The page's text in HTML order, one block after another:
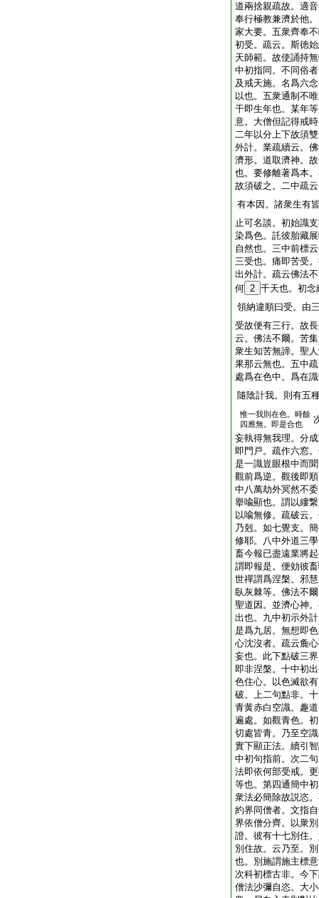
道兩捨親疏故。適
奉行極教兼濟於他
家大要。五衆齊奉
初受。疏云。斯徳
天師範。故使誦持
中初指同。不同俗
及戒天施。名爲六
以也。五衆通制不
干即生年也。某年
意。大僧但記得戒
二年以分上下故須
外計。業疏續云。
濟形。道取濟神。
也。要修離著爲本
故須破之。二中疏
有本因。諸衆生有
止可名談。初始識
染爲色。託彼胎藏
自然也。三中前標
三受也。痛即苦受
出外計。疏云佛法
何 2 千天也。初念
領納違順曰受。由
受故便有三行。故
云。佛法不爾。苦
衆生知苦無諦。聖
果那云無也。五中
處爲在色中。爲在
隨陰計我。則有五
惟一我則在色。時餘
四應無。即是合也
妄執得無我理。分
即門戸。疏作六窓
是一識豈眼根中而
觀前爲逆。觀後即
中八萬劫外冥然不
擧喩顯也。謂以縷
以喩無修。疏破云
乃剋。如七覺支。
修耶。八中外道三
畜今報已盡遠業將
謂即報是。便効彼
世禪謂爲涅槃。邪
臥灰棘等。佛法不
聖道因。並濟心神
出也。九中初示外
是爲九居。無想即
心沈沒者。疏云麁
妄也。此下點破三
即非涅槃。十中初
色住心。以色滅欲
破。上二句點非。
青黄赤白空識。趣
遍處。如觀青色。
切處皆青。乃至空
實下顯正法。續引
中初句指前。次二
法即依何部受戒。
等也。第四通簡中
衆法必簡除故説恣
約界同僧者。文指
界依僧分齊。以衆
證。彼有十七別住
別住故。云乃至。
也。別施謂施主標
次科初標古非。今
僧法沙彌自恣。大